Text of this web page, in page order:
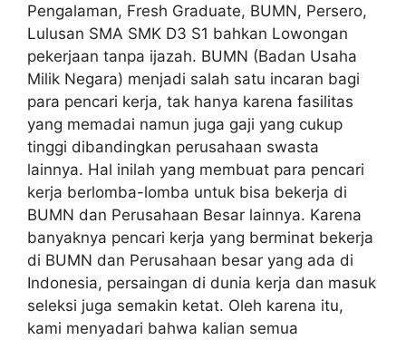
Pengalaman, Fresh Graduate, BUMN, Persero,
Lulusan SMA SMK D3 S1 bahkan Lowongan
pekerjaan tanpa ijazah. BUMN (Badan Usaha
Milik Negara) menjadi salah satu incaran bagi
para pencari kerja, tak hanya karena fasilitas
yang memadai namun juga gaji yang cukup
tinggi dibandingkan perusahaan swasta
lainnya. Hal inilah yang membuat para pencari
kerja berlomba-lomba untuk bisa bekerja di
BUMN dan Perusahaan Besar lainnya. Karena
banyaknya pencari kerja yang berminat bekerja
di BUMN dan Perusahaan besar yang ada di
Indonesia, persaingan di dunia kerja dan masuk
seleksi juga semakin ketat. Oleh karena itu,
kami menyadari bahwa kalian semua